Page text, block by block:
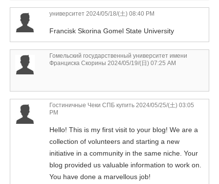
университет 2024/05/18/(土) 08:40 PM
Francisk Skorina Gomel State University
Гомельский государственный университет имени
Франциска Скорины 2024/05/19/(日) 07:25 AM
Гостиничные Чеки СПБ купить 2024/05/25/(土) 03:05
PM
Hello! This is my first visit to your blog! We are a
collection of volunteers and starting a new
initiative in a community in the same niche. Your
blog provided us valuable information to work on.
You have done a marvellous job!